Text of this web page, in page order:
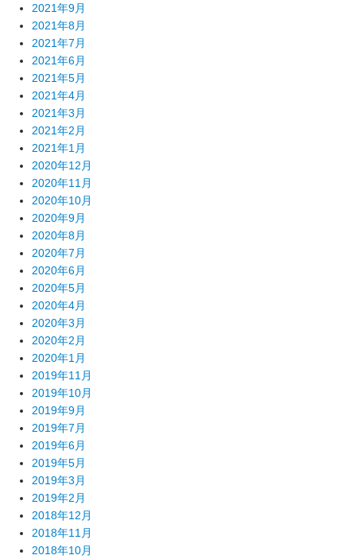
2021年9月
2021年8月
2021年7月
2021年6月
2021年5月
2021年4月
2021年3月
2021年2月
2021年1月
2020年12月
2020年11月
2020年10月
2020年9月
2020年8月
2020年7月
2020年6月
2020年5月
2020年4月
2020年3月
2020年2月
2020年1月
2019年11月
2019年10月
2019年9月
2019年7月
2019年6月
2019年5月
2019年3月
2019年2月
2018年12月
2018年11月
2018年10月